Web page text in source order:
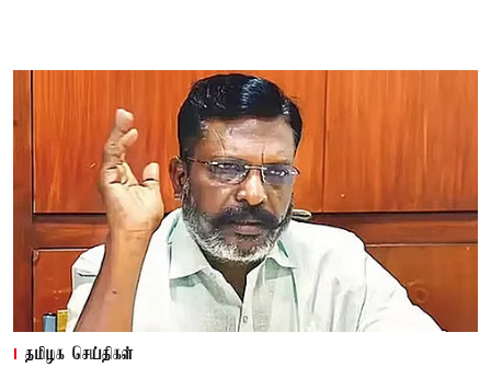
தமிழக செய்திகள்